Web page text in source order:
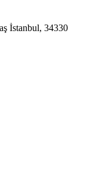
İstanbul, 34330